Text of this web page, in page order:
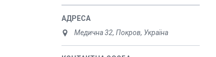
Медична 32, Покров, Україна